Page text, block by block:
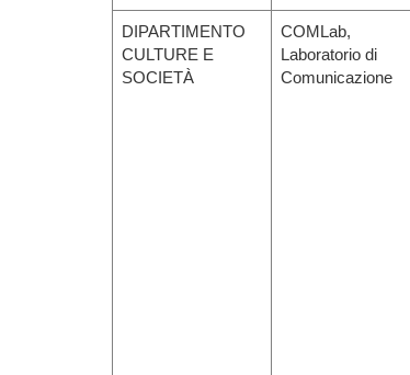
DIPARTIMENTO
CULTURE E
SOCIETÀ
COMLab,
Laboratorio di
Comunicazione